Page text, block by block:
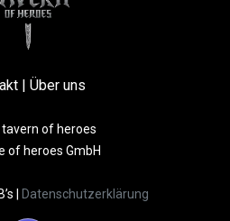
| Über uns
of heroes
of heroes GmbH
Datenschutzerklärung​